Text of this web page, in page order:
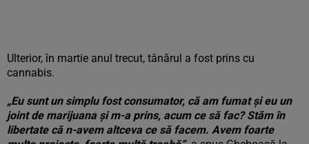
Ulterior, în martie anul trecut, tânărul a fost prins cu
cannabis.
„Eu sunt un simplu fost consumator, că am fumat și eu un
joint de marijuana și m-a prins, acum ce să fac? Stăm în
libertate că n-avem altceva ce să facem. Avem foarte